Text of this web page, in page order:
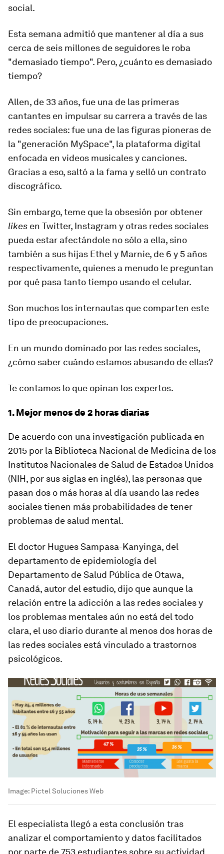
social.
Esta semana admitió que mantener al día a sus
cerca de seis millones de seguidores le roba
"demasiado tiempo". Pero, ¿cuánto es demasiado
tiempo?
Allen, de 33 años, fue una de las primeras
cantantes en impulsar su carrera a través de las
redes sociales: fue una de las figuras pioneras de
la "generación MySpace", la plataforma digital
enfocada en videos musicales y canciones.
Gracias a eso, saltó a la fama y selló un contrato
discográfico.
Sin embargo, teme que la obsesión por obtener
likes en Twitter, Instagram y otras redes sociales
pueda estar afectándole no sólo a ella, sino
también a sus hijas Ethel y Marnie, de 6 y 5 años
respectivamente, quienes a menudo le preguntan
por qué pasa tanto tiempo usando el celular.
Son muchos los internautas que comparten este
tipo de preocupaciones.
En un mundo dominado por las redes sociales,
¿cómo saber cuándo estamos abusando de ellas?
Te contamos lo que opinan los expertos.
1. Mejor menos de 2 horas diarias
De acuerdo con una investigación publicada en
2015 por la Biblioteca Nacional de Medicina de los
Institutos Nacionales de Salud de Estados Unidos
(NIH, por sus siglas en inglés), las personas que
pasan dos o más horas al día usando las redes
sociales tienen más probabilidades de tener
problemas de salud mental.
El doctor Hugues Sampasa-Kanyinga, del
departamento de epidemiología del
Departamento de Salud Pública de Otawa,
Canadá, autor del estudio, dijo que aunque la
relación entre la adicción a las redes sociales y
los problemas mentales aún no está del todo
clara, el uso diario durante al menos dos horas de
las redes sociales está vinculado a trastornos
psicológicos.
Image: Pictel Soluciones Web
El especialista llegó a esta conclusión tras
analizar el comportamiento y datos facilitados